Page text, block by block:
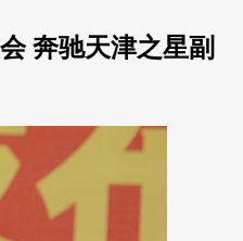
奔驰天津之星副